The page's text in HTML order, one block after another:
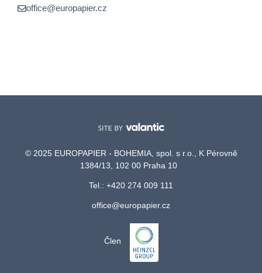
office@europapier.cz
© 2025 EUROPAPIER - BOHEMIA, spol. s r.o., K Pérovně
1384/13, 102 00 Praha 10
Tel.: +420 274 009 111
office@europapier.cz
Člen